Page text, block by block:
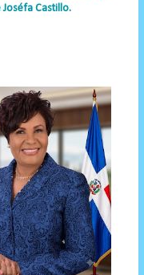
Joséfa Castillo.